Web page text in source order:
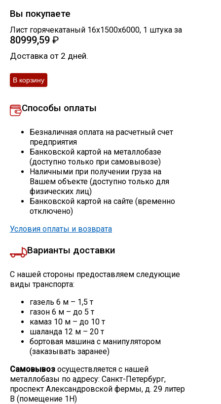
Остальное
Вы покупаете
Лист горячекатаный 16х1500х6000, 1 штука за
80999,59 ₽
Доставка от 2 дней.
Способы оплаты
Безналичная оплата на расчетный счет
предприятия
Банковской картой на металлобазе
(доступно только при самовывозе)
Наличными при получении груза на
Вашем объекте (доступно только для
физических лиц)
Банковской картой на сайте (временно
отключено)
Условия оплаты и возврата
Варианты доставки
С нашей стороны предоставляем следующие
виды транспорта:
газель 6 м – 1,5 т
газон 6 м – до 5 т
камаз 10 м – до 10 т
шаланда 12 м – 20 т
бортовая машина с манипулятором
(заказывать заранее)
Самовывоз осуществляется с нашей
металлобазы по адресу: Санкт-Петербург,
проспект Александровской фермы, д. 29 литер
В (помещение 1Н)